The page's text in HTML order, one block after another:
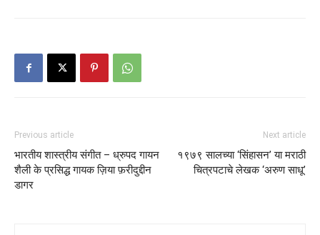
Previous article
भारतीय शास्त्रीय संगीत – ध्रुपद गायन
शैली के प्रसिद्ध गायक ज़िया फ़रीदुद्दीन
डागर
Next article
१९७९ सालच्या ‘सिंहासन’ या मराठी
चित्रपटाचे लेखक ‘अरुण साधू’